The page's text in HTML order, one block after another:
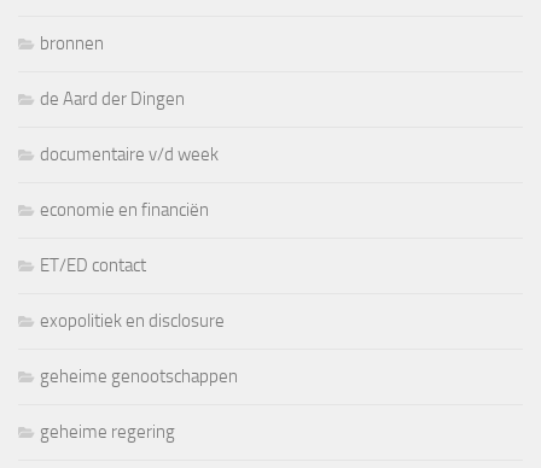
bronnen
de Aard der Dingen
documentaire v/d week
economie en financiën
ET/ED contact
exopolitiek en disclosure
geheime genootschappen
geheime regering